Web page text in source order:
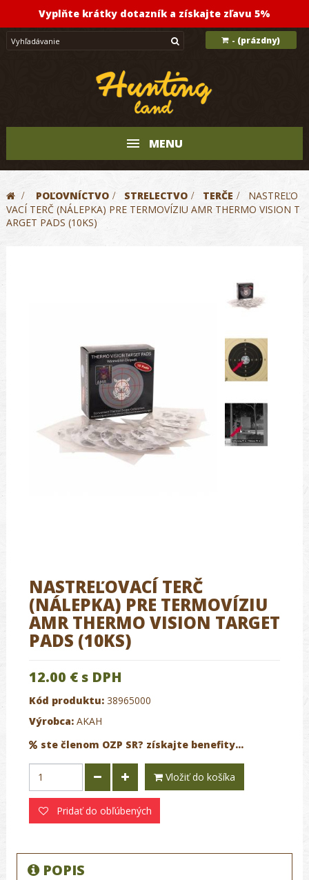
Vyplňte krátky dotazník a získajte zľavu 5%
- (prázdny)
MENU
> POĽOVNÍCTVO > STRELECTVO > TERČE >
NASTREĽO
VACÍ TERČ (NÁLEPKA) PRE TERMOVÍZIU AMR THERMO VISION T
ARGET PADS (10KS)
NASTREĽOVACÍ TERČ
(NÁLEPKA) PRE TERMOVÍZIU
AMR THERMO VISION TARGET
PADS (10KS)
12.00 € s DPH
Kód produktu: 38965000
Výrobca: AKAH
ste členom OZP SR? získajte benefity...
Vložiť do košíka
Pridať do obľúbených
POPIS